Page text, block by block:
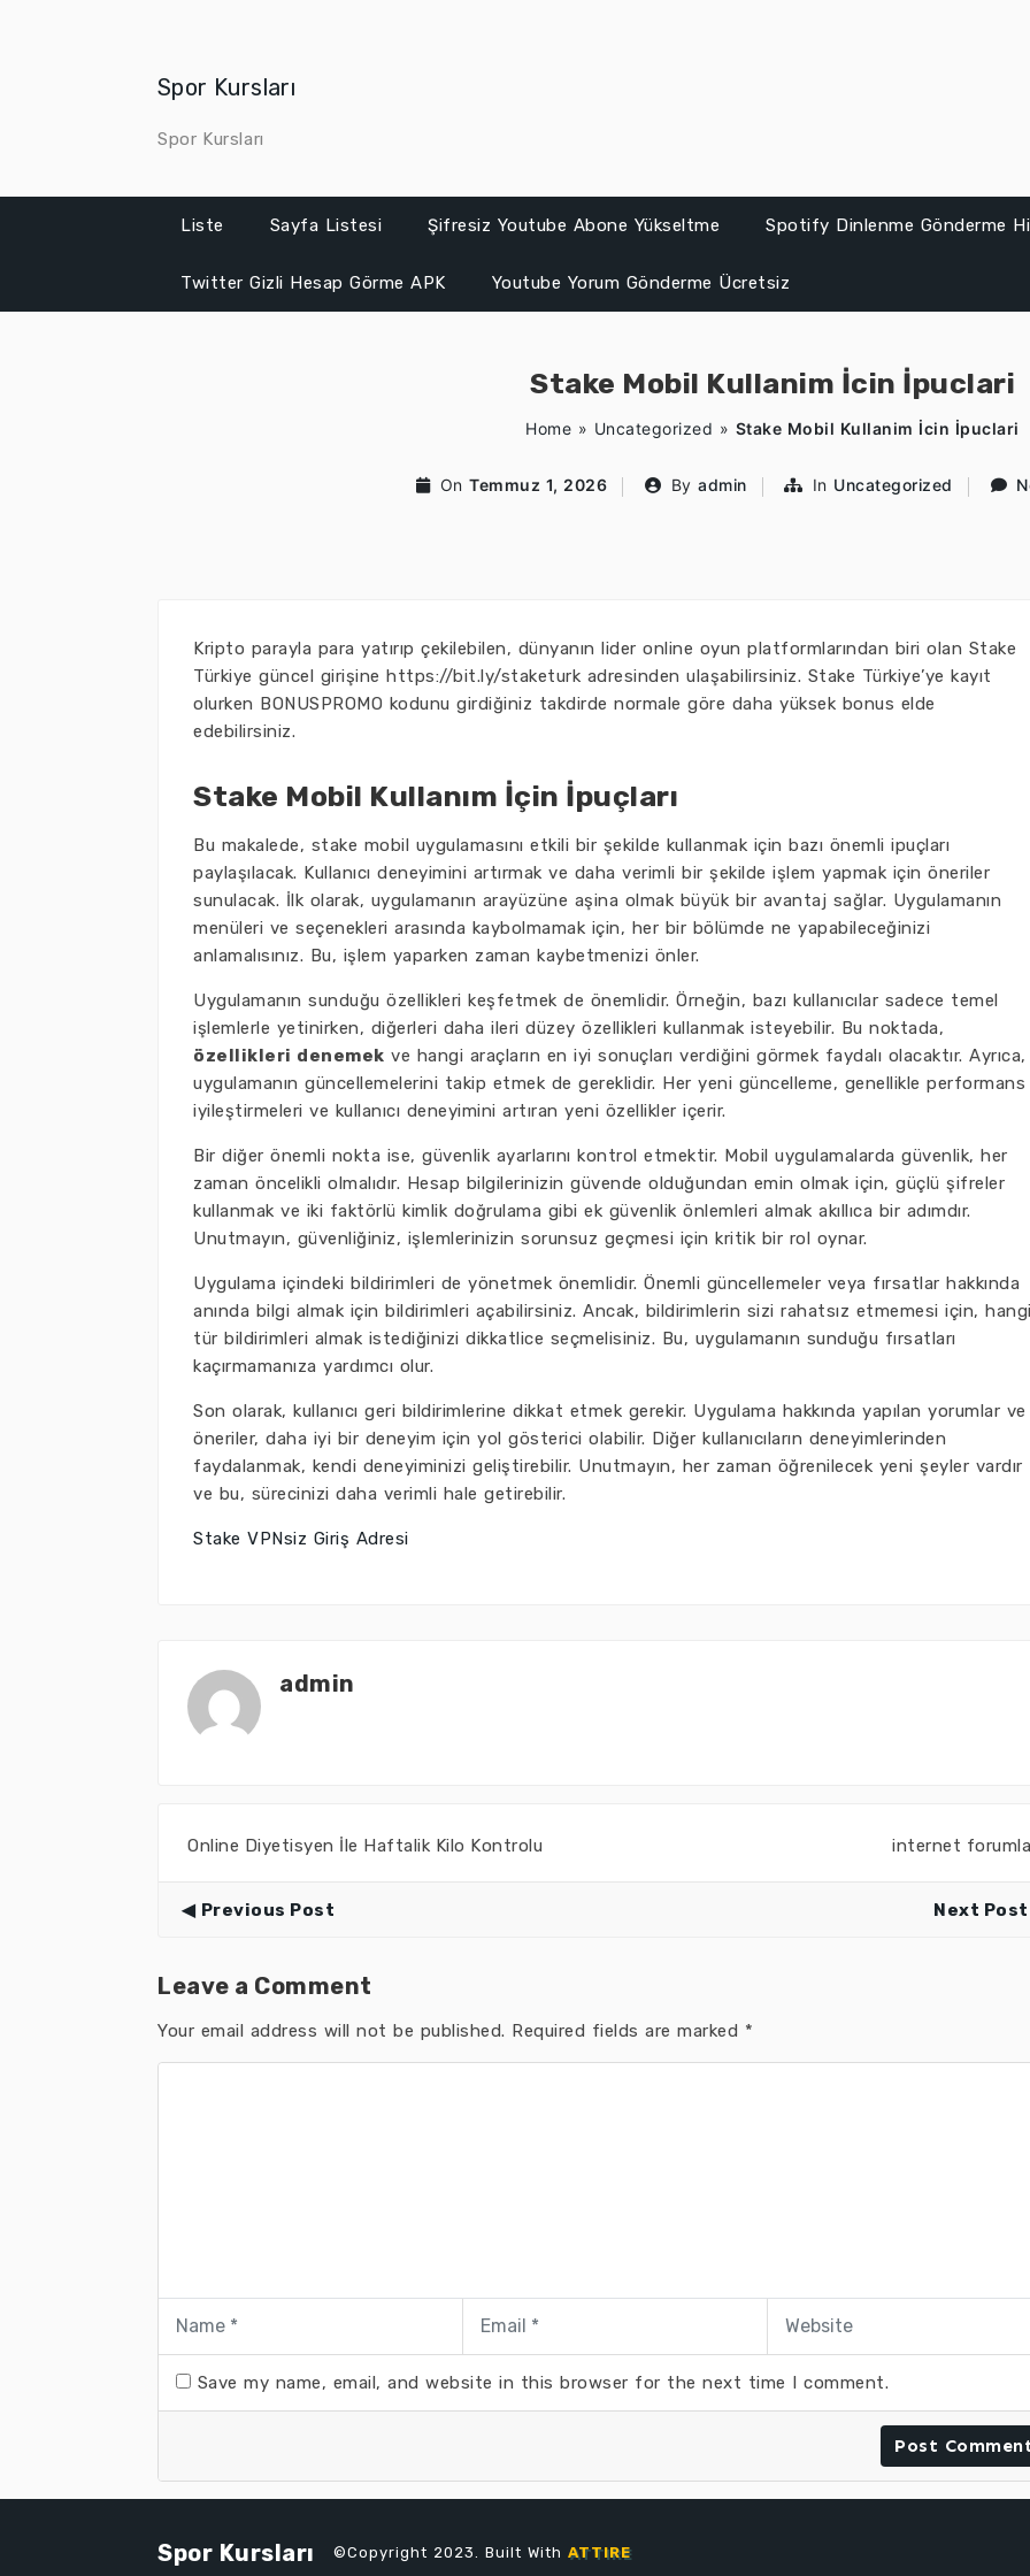
Spor Kursları
Spor Kursları
Liste Sayfa Listesi Şifresiz Youtube Abone Yükseltme Spotify Dinlenme Gönderme
Twitter Gizli Hesap Görme APK Youtube Yorum Gönderme Ücretsiz
Stake Mobil Kullanim İcin İpuclari
Home » Uncategorized » Stake Mobil Kullanim İcin İpuclari
On Temmuz 1, 2026 By admin In Uncategorized
Kripto parayla para yatırıp çekilebilen, dünyanın lider online oyun platformlarından biri olan Stake
Türkiye güncel girişine https://bit.ly/staketurk adresinden ulaşabilirsiniz. Stake Türkiye’ye kayıt
olurken BONUSPROMO kodunu girdiğiniz takdirde normale göre daha yüksek bonus elde
edebilirsiniz.
Stake Mobil Kullanım İçin İpuçları
Bu makalede, stake mobil uygulamasını etkili bir şekilde kullanmak için bazı önemli ipuçları
paylaşılacak. Kullanıcı deneyimini artırmak ve daha verimli bir şekilde işlem yapmak için öneriler
sunulacak. İlk olarak, uygulamanın arayüzüne aşina olmak büyük bir avantaj sağlar. Uygulamanın
menüleri ve seçenekleri arasında kaybolmamak için, her bir bölümde ne yapabileceğinizi
anlamalısınız. Bu, işlem yaparken zaman kaybetmenizi önler.
Uygulamanın sunduğu özellikleri keşfetmek de önemlidir. Örneğin, bazı kullanıcılar sadece temel
işlemlerle yetinirken, diğerleri daha ileri düzey özellikleri kullanmak isteyebilir. Bu noktada,
özellikleri denemek ve hangi araçların en iyi sonuçları verdiğini görmek faydalı olacaktır. Ayrıca,
uygulamanın güncellemelerini takip etmek de gereklidir. Her yeni güncelleme, genellikle performans
iyileştirmeleri ve kullanıcı deneyimini artıran yeni özellikler içerir.
Bir diğer önemli nokta ise, güvenlik ayarlarını kontrol etmektir. Mobil uygulamalarda güvenlik, her
zaman öncelikli olmalıdır. Hesap bilgilerinizin güvende olduğundan emin olmak için, güçlü şifreler
kullanmak ve iki faktörlü kimlik doğrulama gibi ek güvenlik önlemleri almak akıllıca bir adımdır.
Unutmayın, güvenliğiniz, işlemlerinizin sorunsuz geçmesi için kritik bir rol oynar.
Uygulama içindeki bildirimleri de yönetmek önemlidir. Önemli güncellemeler veya fırsatlar hakkında
anında bilgi almak için bildirimleri açabilirsiniz. Ancak, bildirimlerin sizi rahatsız etmemesi için,
tür bildirimleri almak istediğinizi dikkatlice seçmelisiniz. Bu, uygulamanın sunduğu fırsatları
kaçırmamanıza yardımcı olur.
Son olarak, kullanıcı geri bildirimlerine dikkat etmek gerekir. Uygulama hakkında yapılan yorumlar ve
öneriler, daha iyi bir deneyim için yol gösterici olabilir. Diğer kullanıcıların deneyimlerinden
faydalanmak, kendi deneyiminizi geliştirebilir. Unutmayın, her zaman öğrenilecek yeni şeyler vardır
ve bu, sürecinizi daha verimli hale getirebilir.
Stake VPNsiz Giriş Adresi
admin
Online Diyetisyen İle Haftalik Kilo Kontrolu internet
Previous Post Next Post
Leave a Comment
Your email address will not be published. Required fields are marked *
Save my name, email, and website in this browser for the next time I comment.
Spor Kursları ©Copyright 2023. Built With ATTIRE